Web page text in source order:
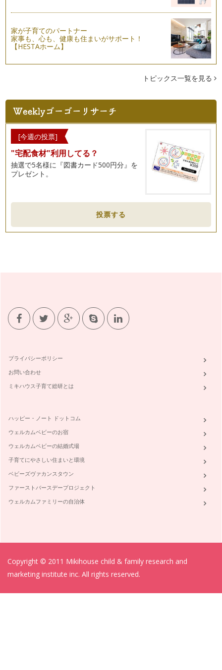
家が子育てのパートナー
家事も、心も、健康も住まいがサポート！
【HESTAホーム】
トピックス一覧を見る
[今週の投票]
"宅配食材"利用してる？
抽選で5名様に『図書カード500円分』を
プレゼント。
投票する
プライバシーポリシー
お問い合わせ
ミキハウス子育て総研とは
ハッピー・ノート ドットコム
ウェルカムベビーのお宿
ウェルカムベビーの結婚式場
子育てにやさしい住まいと環境
ベビーズヴァカンスタウン
ファーストバースデープロジェクト
ウェルカムファミリーの自治体
Copyright © 2011 Mikihouse child & family research and
marketing institute inc. All rights reserved.